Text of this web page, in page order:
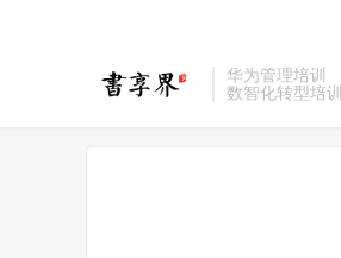
华为管理培训
数智化转型培训